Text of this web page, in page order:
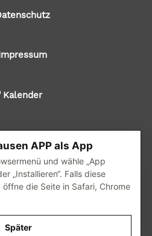
Kalender
bei der Ortsgemeinde
wedoyu.de
APP als App
und wähle „App
„Installieren“. Falls diese
öffne die Seite in Safari, Chrome
Später